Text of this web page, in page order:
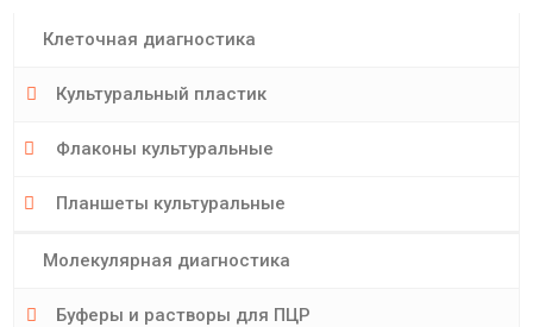
Клеточная диагностика
Культуральный пластик
Флаконы культуральные
Планшеты культуральные
Молекулярная диагностика
Буферы и растворы для ПЦР